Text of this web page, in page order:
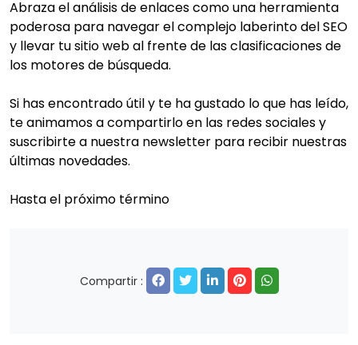
Abraza el análisis de enlaces como una herramienta
poderosa para navegar el complejo laberinto del SEO
y llevar tu sitio web al frente de las clasificaciones de
los motores de búsqueda.
Si has encontrado útil y te ha gustado lo que has leído,
te animamos a compartirlo en las redes sociales y
suscribirte a nuestra newsletter para recibir nuestras
últimas novedades.
Hasta el próximo término
Compartir :